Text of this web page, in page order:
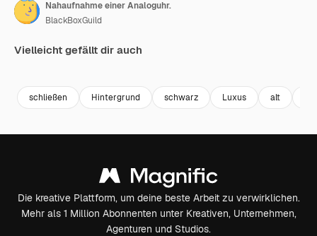
Nahaufnahme einer Analoguhr.
BlackBoxGuild
Vielleicht gefällt dir auch
schließen Hintergrund schwarz Luxus alt
Die kreative Plattform, um deine beste Arbeit zu verwirklichen.
Mehr als 1 Million Abonnenten unter Kreativen, Unternehmen,
Agenturen und Studios.